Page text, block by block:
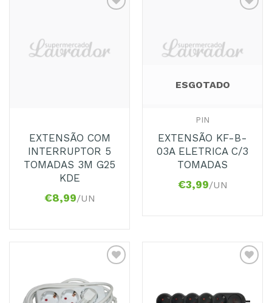
Favoritos
EXTENSÃO COM
INTERRUPTOR 5
TOMADAS 3M G25
KDE
€8,99/UN
Favoritos
ESGOTADO
PIN
EXTENSÃO KF-B-
03A ELETRICA C/3
TOMADAS
€3,99/UN
Adicionar
aos
Favoritos
Favoritos